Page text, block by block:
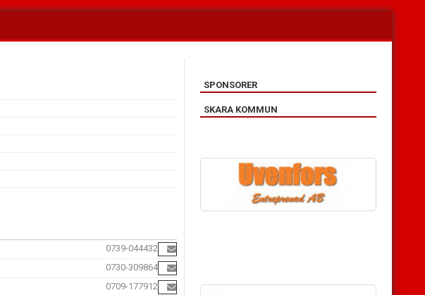
0739-044432
0730-309864
0709-177912
SPONSORER
SKARA KOMMUN